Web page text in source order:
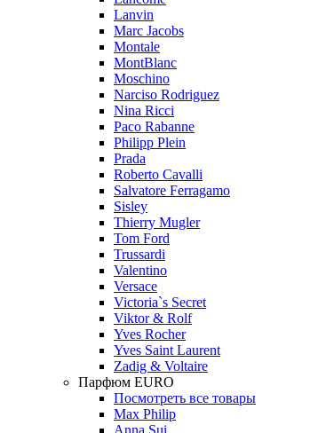
Lanvin
Marc Jacobs
Montale
MontBlanc
Moschino
Narciso Rodriguez
Nina Ricci
Paco Rabanne
Philipp Plein
Prada
Roberto Cavalli
Salvatore Ferragamo
Sisley
Thierry Mugler
Tom Ford
Trussardi
Valentino
Versace
Victoria`s Secret
Viktor & Rolf
Yves Rocher
Yves Saint Laurent
Zadig & Voltaire
Парфюм EURO
Посмотреть все товары
Max Philip
Anna Sui